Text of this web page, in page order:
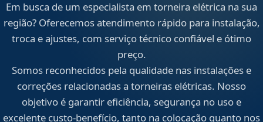
Em busca de um especialista em torneira elétrica na sua
região? Oferecemos atendimento rápido para instalação,
troca e ajustes, com serviço técnico confiável e ótimo
preço.
Somos reconhecidos pela qualidade nas instalações e
correções relacionadas a torneiras elétricas. Nosso
objetivo é garantir eficiência, segurança no uso e
excelente custo-benefício, tanto na colocação quanto nos